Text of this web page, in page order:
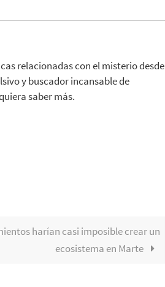
relacionadas con el misterio desde
y buscador incansable de
saber más.
harían casi imposible crear un
ecosistema en Marte